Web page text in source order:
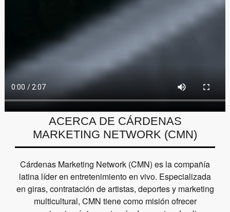
ACERCA DE CÁRDENAS
MARKETING NETWORK (CMN)
Cárdenas Marketing Network (CMN) es la compañía
latina líder en entretenimiento en vivo. Especializada
en giras, contratación de artistas, deportes y marketing
multicultural, CMN tiene como misión ofrecer